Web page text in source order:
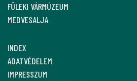
FÜLEKI VÁRMÚZEUM
MEDVESALJA
INDEX
ADATVÉDELEM
IMPRESSZUM